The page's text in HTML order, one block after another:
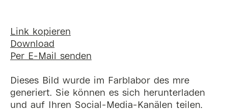
Link kopieren
Download
Per E-Mail senden
Dieses Bild wurde im Farblabor des mre
generiert. Sie können es sich herunterladen
und auf Ihren Social-Media-Kanälen teilen.